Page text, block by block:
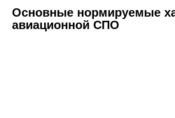
Основные нормируемые
авиационной СПО